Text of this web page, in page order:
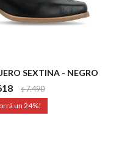
SEXTINA - NEGRO
$7.490
24